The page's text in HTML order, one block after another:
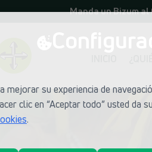
mejorar su experiencia de
clic en “Aceptar todo” usted da
.
Manda un Bizum